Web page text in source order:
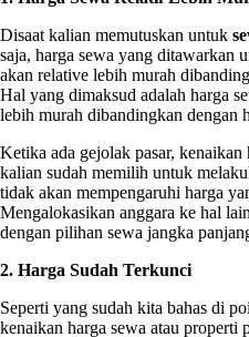
Disaat kalian memutuskan untuk
saja, harga sewa yang ditawarkan
akan relative lebih murah
Hal yang dimaksud adalah harga
lebih murah dibandingkan dengan
Ketika ada gejolak pasar, kenaikan
kalian sudah memilih untuk
tidak akan mempengaruhi harga
Mengalokasikan anggara ke hal
dengan pilihan sewa jangka
2. Harga Sudah Terkunci
Seperti yang sudah kita bahas di
kenaikan harga sewa atau properti